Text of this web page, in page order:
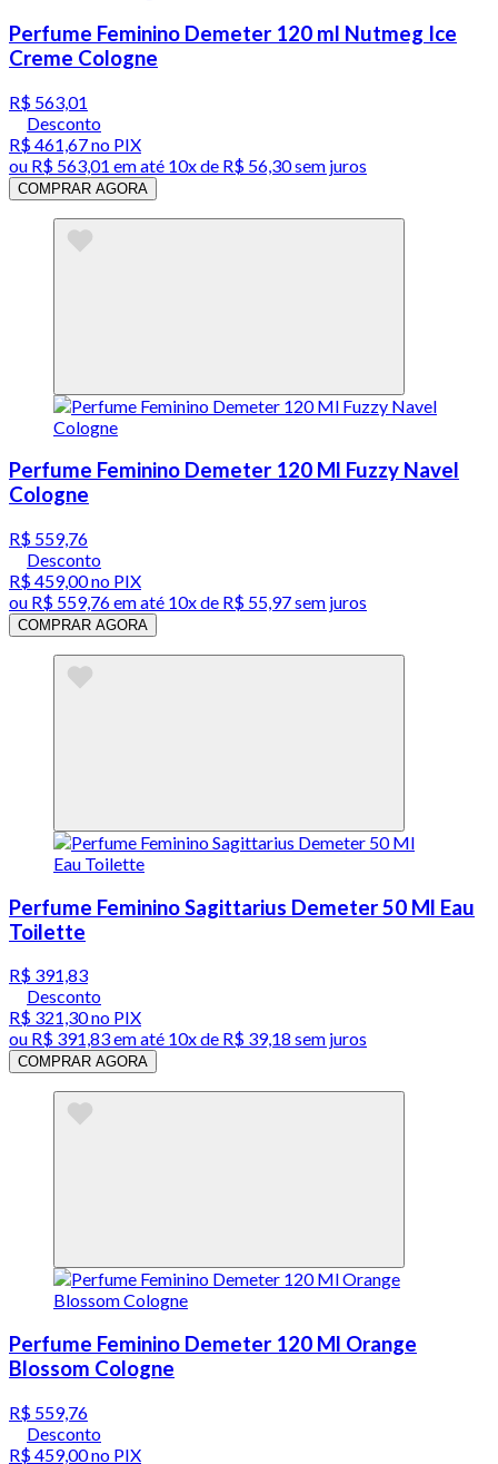
Perfume Feminino Demeter 120 ml Nutmeg Ice
Creme Cologne
R$ 563,01
Desconto
R$ 461,67no PIX
ou R$ 563,01 em até 10x de R$ 56,30 sem juros
COMPRAR AGORA
Perfume Feminino Demeter 120 Ml Fuzzy Navel
Cologne
R$ 559,76
Desconto
R$ 459,00no PIX
ou R$ 559,76em até 10x de R$ 55,97 sem juros
COMPRAR AGORA
Perfume Feminino Sagittarius Demeter 50 Ml Eau
Toilette
R$ 391,83
Desconto
R$ 321,30no PIX
ou R$ 391,83em até 10x de R$ 39,18 sem juros
COMPRAR AGORA
Perfume Feminino Demeter 120 Ml Orange
Blossom Cologne
R$ 559,76
Desconto
R$ 459,00no PIX